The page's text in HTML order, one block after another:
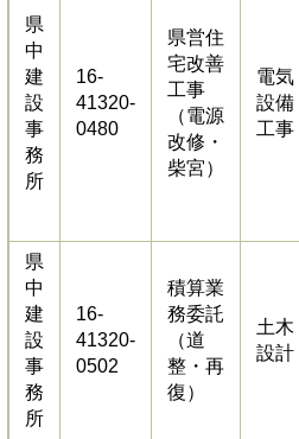
県
中
建
設
事
務
所
16-
41320-
0480
県営住
宅改善
工事
（電源
改修・
柴宮）
電気
設備
工事
県
中
建
設
事
務
所
16-
41320-
0502
積算業
務委託
（道
整・再
復）
土木
設計